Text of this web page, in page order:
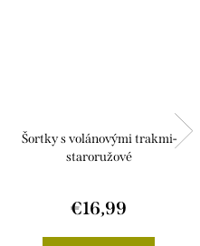
Šortky s volánovými trakmi-
staroružové
€16,99